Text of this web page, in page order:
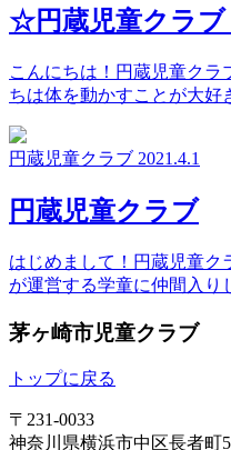
☆円蔵児童クラ
こんにちは！円蔵児童クラ
ちは体を動かすことが大好
円蔵児童クラブ 2021.4.1
円蔵児童クラブ
はじめまして！円蔵児童ク
が運営する学童に仲間入り
茅ヶ崎市児童クラブ
トップに戻る
〒231-0033
神奈川県横浜市中区長者